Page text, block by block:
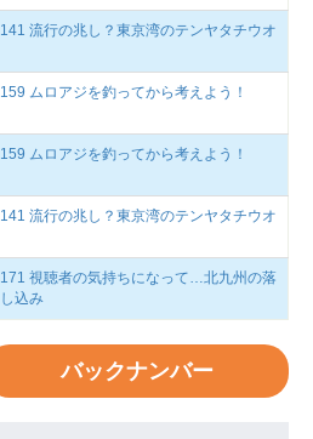
141 流行の兆し？東京湾のテンヤタチウオ
159 ムロアジを釣ってから考えよう！
159 ムロアジを釣ってから考えよう！
141 流行の兆し？東京湾のテンヤタチウオ
171 視聴者の気持ちになって…北九州の落
し込み
バックナンバー